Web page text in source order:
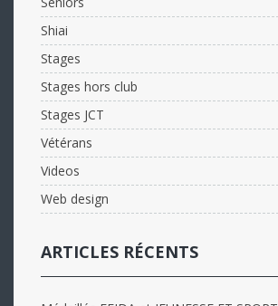
Shiai
Stages
Stages hors club
Stages JCT
Vétérans
Videos
Web design
ARTICLES RÉCENTS